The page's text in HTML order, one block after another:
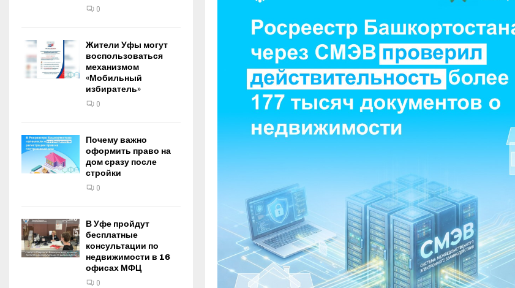
0
Жители Уфы могут
воспользоваться
механизмом
«Мобильный
избиратель»
0
Почему важно
оформить право на
дом сразу после
стройки
0
В Уфе пройдут
бесплатные
консультации по
недвижимости в 16
офисах МФЦ
0